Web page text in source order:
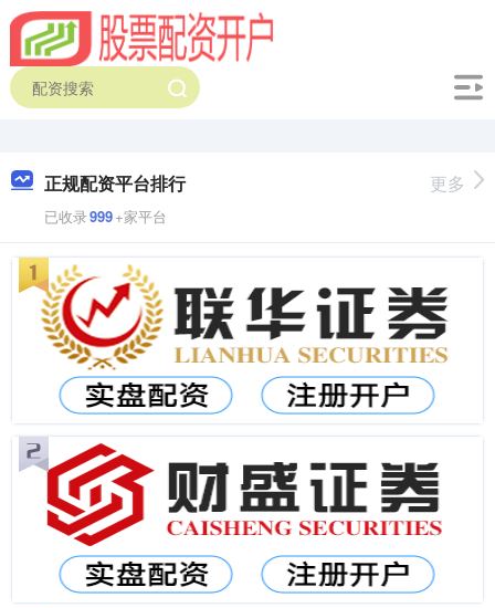
正规配资平台排行
已收录999+家平台
更多